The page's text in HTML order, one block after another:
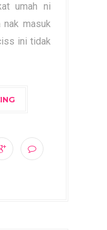
umah ni
nak masuk
ini tidak